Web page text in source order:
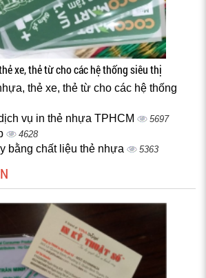
xe, thẻ từ cho các hệ thống siêu thị
thẻ xe, thẻ từ cho các hệ thống
vụ in thẻ nhựa TPHCM 5697
4628
bằng chất liệu thẻ nhựa 5363